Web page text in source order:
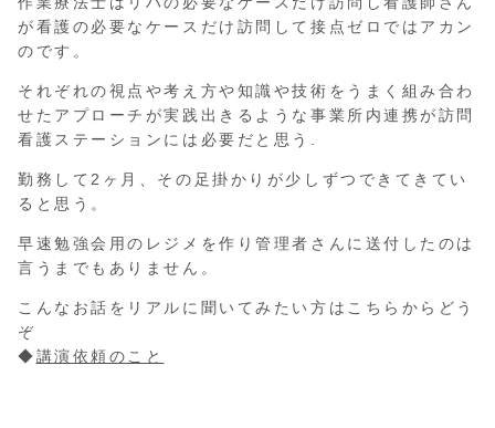
が看護の必要なケースだけ訪問して接点ゼロではアカン
のです。
それぞれの視点や考え方や知識や技術をうまく組み合わ
せたアプローチが実践出きるような事業所内連携が訪問
看護ステーションには必要だと思う.
勤務して2ヶ月、その足掛かりが少しずつできてきてい
ると思う。
早速勉強会用のレジメを作り管理者さんに送付したのは
言うまでもありません。
こんなお話をリアルに聞いてみたい方はこちらからどう
ぞ
◆講演依頼のこと